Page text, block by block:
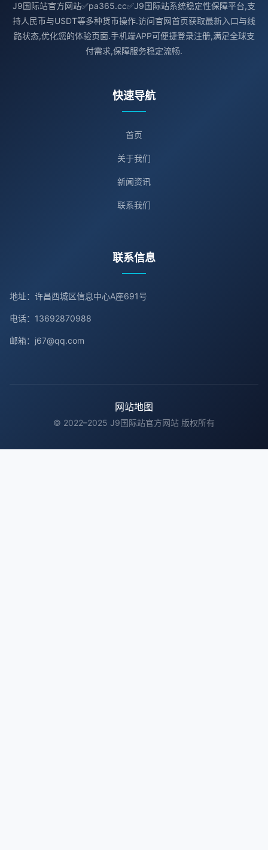
J9国际站官方网站✅pa365.cc✅J9国际站系统稳定性保障平台,支
持人民币与USDT等多种货币操作.访问官网首页获取最新入口与线
路状态,优化您的体验页面.手机端APP可便捷登录注册,满足全球支
付需求,保障服务稳定流畅.
快速导航
首页
关于我们
新闻资讯
联系我们
联系信息
地址：许昌西城区信息中心A座691号
电话：13692870988
邮箱：j67@qq.com
网站地图
© 2022–2025 J9国际站官方网站 版权所有